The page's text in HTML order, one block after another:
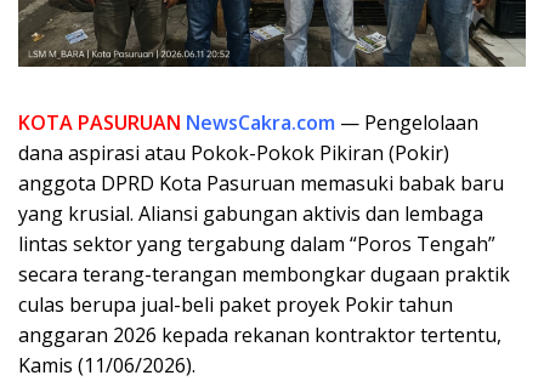
KOTA PASURUAN NewsCakra.com — Pengelolaan
dana aspirasi atau Pokok-Pokok Pikiran (Pokir)
anggota DPRD Kota Pasuruan memasuki babak baru
yang krusial. Aliansi gabungan aktivis dan lembaga
lintas sektor yang tergabung dalam “Poros Tengah”
secara terang-terangan membongkar dugaan praktik
culas berupa jual-beli paket proyek Pokir tahun
anggaran 2026 kepada rekanan kontraktor tertentu,
Kamis (11/06/2026).